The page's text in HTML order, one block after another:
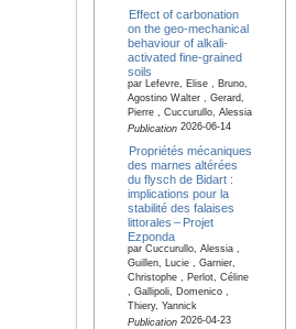
Effect of carbonation
on the geo-mechanical
behaviour of alkali-
activated fine-grained
soils
par Lefevre, Elise , Bruno,
Agostino Walter , Gerard,
Pierre , Cuccurullo, Alessia
Publication2026-06-14
Propriétés mécaniques
des marnes altérées
du flysch de Bidart :
implications pour la
stabilité des falaises
littorales – Projet
Ezponda
par Cuccurullo, Alessia ,
Guillen, Lucie , Garnier,
Christophe , Perlot, Céline
, Gallipoli, Domenico ,
Thiery, Yannick
Publication2026-04-23